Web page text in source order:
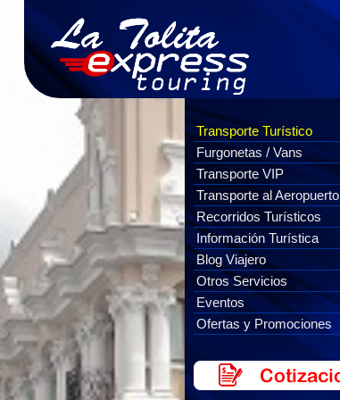
Transporte Turístico
Furgonetas / Vans
Transporte VIP
Transporte al Aeropuerto
Recorridos Turísticos
Información Turística
Blog Viajero
Otros Servicios
Eventos
Ofertas y Promociones